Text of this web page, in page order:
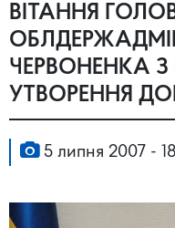
ВІТАННЯ
ЧЕРВОНЕНКА З
УТВОРЕННЯ
5 липня 2007 -